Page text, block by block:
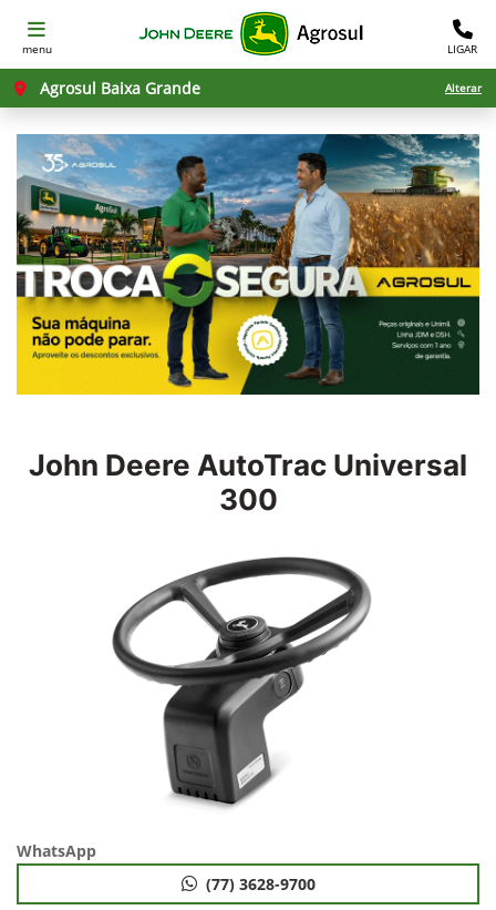
menu LIGAR
Agrosul Baixa Grande Alterar
John Deere AutoTrac Universal
300
WhatsApp
(77) 3628-9700